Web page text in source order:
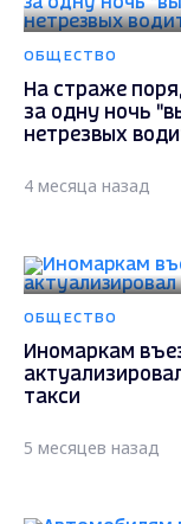
ОБЩЕСТВО
На страже
за одну ночь
нетрезвых
4 месяца назад
ОБЩЕСТВО
Иномаркам
такси
5 месяцев назад